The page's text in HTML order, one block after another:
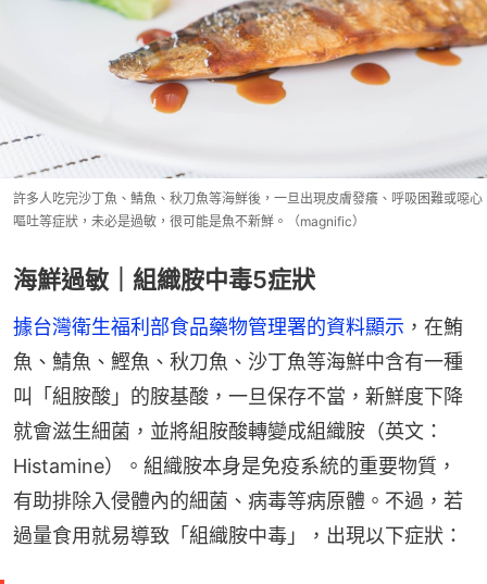
許多人吃完沙丁魚、鯖魚、秋刀魚等海鮮後，一旦出現皮膚發癢、呼吸困難或噁心
嘔吐等症狀，未必是過敏，很可能是魚不新鮮。（magnific）
海鮮過敏｜組織胺中毒5症狀
據台灣衛生福利部食品藥物管理署的資料顯示 ，在鮪
魚、鯖魚、鰹魚、秋刀魚、沙丁魚等海鮮中含有一種
叫「組胺酸」的胺基酸，一旦保存不當，新鮮度下降
就會滋生細菌，並將組胺酸轉變成組織胺（英文：
Histamine）。組織胺本身是免疫系統的重要物質，
有助排除入侵體內的細菌、病毒等病原體。不過，若
過量食用就易導致「組織胺中毒」，出現以下症狀：